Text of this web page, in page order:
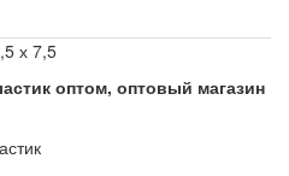
х 7,5
оптом, оптовый магазин